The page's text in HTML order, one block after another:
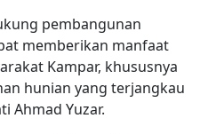
pembangunan
memberikan manfaat
Kampar, khususnya
hunian yang terjangkau
Ahmad Yuzar.